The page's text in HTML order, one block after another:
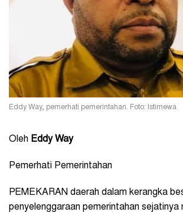
Eddy Way, pemerhati pemerintahan. Foto: Istimewa
Oleh Eddy Way
Pemerhati Pemerintahan
PEMEKARAN daerah dalam kerangka
penyelenggaraan pemerintahan sejatinya